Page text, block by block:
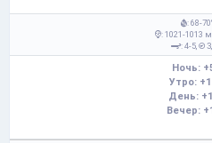
: 68-
: 1021-1013
: 4-5,
Ночь:
Утро:
День:
Вечер: